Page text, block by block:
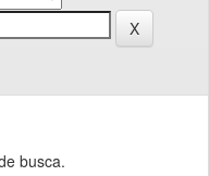
busca.